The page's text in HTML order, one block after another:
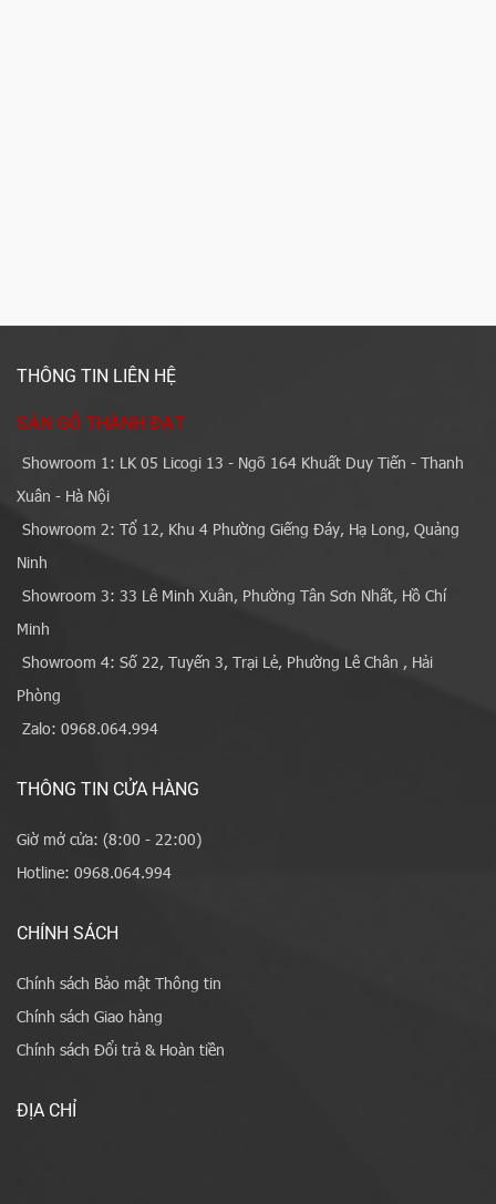
THÔNG TIN LIÊN HỆ
SÀN GỖ THÀNH ĐẠT
Showroom 1: LK 05 Licogi 13 - Ngõ 164 Khuất Duy Tiến - Thanh
Xuân - Hà Nội
Showroom 2: Tổ 12, Khu 4 Phường Giếng Đáy, Hạ Long, Quảng
Ninh
Showroom 3: 33 Lê Minh Xuân, Phường Tân Sơn Nhất, Hồ Chí
Minh
Showroom 4: Số 22, Tuyến 3, Trại Lẻ, Phường Lê Chân , Hải
Phòng
Zalo: 0968.064.994
THÔNG TIN CỬA HÀNG
Giờ mở cửa: (8:00 - 22:00)
Hotline: 0968.064.994
CHÍNH SÁCH
Chính sách Bảo mật Thông tin
Chính sách Giao hàng
Chính sách Đổi trả & Hoàn tiền
ĐỊA CHỈ